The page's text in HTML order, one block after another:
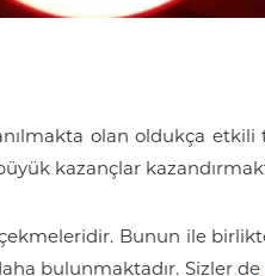
olan oldukça etkili
kazançlar
Bunun ile
bulunmaktadır. Sizler de